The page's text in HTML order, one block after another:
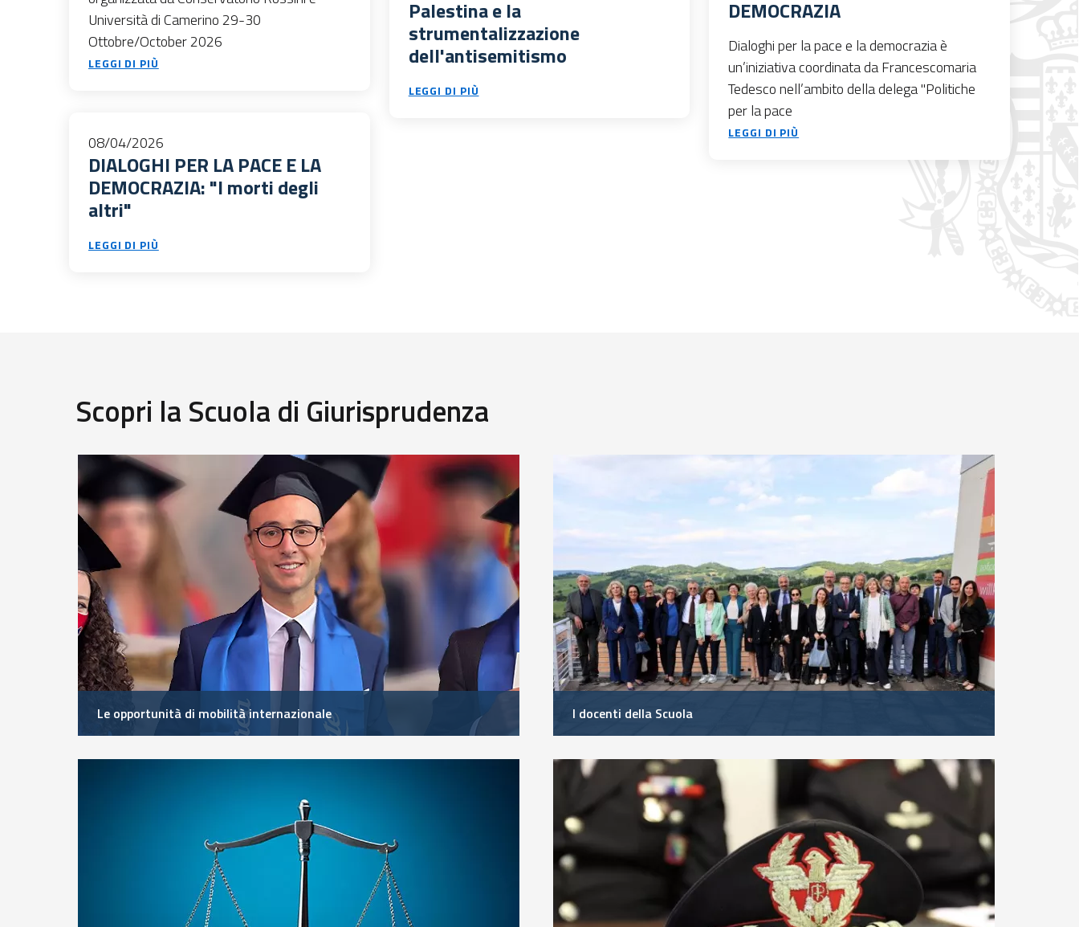
Università di Camerino 29-30
Ottobre/October 2026
LEGGI DI PIÙ
08/04/2026
DIALOGHI PER LA PACE E LA
DEMOCRAZIA: "I morti degli
altri"
LEGGI DI PIÙ
Palestina e la
strumentalizzazione
dell'antisemitismo
LEGGI DI PIÙ
DEMOCRAZIA
Dialoghi per la pace e la democrazia è
un’iniziativa coordinata da Francescomaria
Tedesco nell’ambito della delega "Politiche
per la pace
LEGGI DI PIÙ
Scopri la Scuola di Giurisprudenza
Le opportunità di mobilità internazionale I docenti della Scuola